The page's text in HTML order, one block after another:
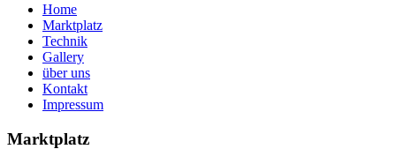
Home
Marktplatz
Technik
Gallery
über uns
Kontakt
Impressum
Marktplatz